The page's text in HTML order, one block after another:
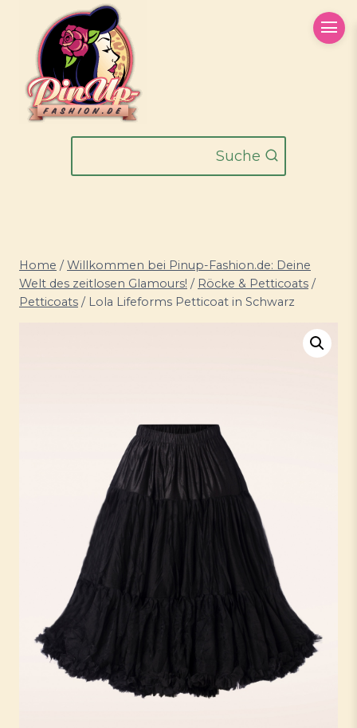
springen
Suche
Home / Willkommen bei Pinup-Fashion.de: Deine
Welt des zeitlosen Glamours! / Röcke & Petticoats /
Petticoats / Lola Lifeforms Petticoat in Schwarz